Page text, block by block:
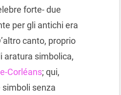
forte- due
per gli antichi era
canto, proprio
aratura simbolica,
Corléans; qui,
senza